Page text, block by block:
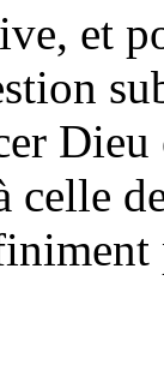
et
Dieu
celle